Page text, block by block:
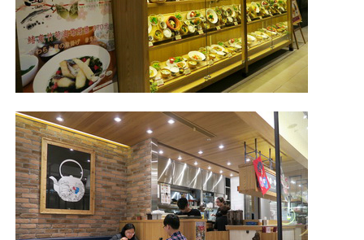
照相簿
影音區
創意出版服務
歷史區
關於Yilan
個人著作
活動實況記錄